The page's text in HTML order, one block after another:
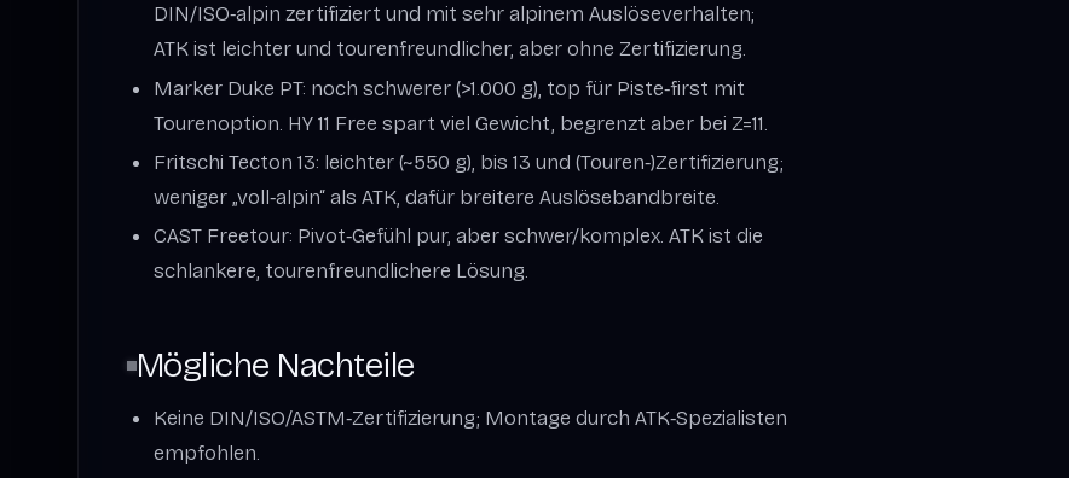
DIN/ISO‑alpin zertifiziert und mit sehr alpinem Auslöseverhalten;
ATK ist leichter und tourenfreundlicher, aber ohne Zertifizierung.
Marker Duke PT: noch schwerer (>1.000 g), top für Piste‑first mit
Tourenoption. HY 11 Free spart viel Gewicht, begrenzt aber bei Z=11.
Fritschi Tecton 13: leichter (~550 g), bis 13 und (Touren‑)Zertifizierung;
weniger „voll‑alpin“ als ATK, dafür breitere Auslösebandbreite.
CAST Freetour: Pivot‑Gefühl pur, aber schwer/komplex. ATK ist die
schlankere, tourenfreundlichere Lösung.
Mögliche Nachteile
Keine DIN/ISO/ASTM‑Zertifizierung; Montage durch ATK‑Spezialisten
empfohlen.